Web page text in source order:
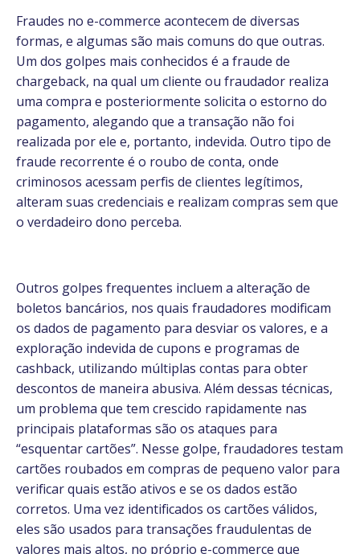
Fraudes no e-commerce acontecem de diversas
formas, e algumas são mais comuns do que outras.
Um dos golpes mais conhecidos é a fraude de
chargeback, na qual um cliente ou fraudador realiza
uma compra e posteriormente solicita o estorno do
pagamento, alegando que a transação não foi
realizada por ele e, portanto, indevida. Outro tipo de
fraude recorrente é o roubo de conta, onde
criminosos acessam perfis de clientes legítimos,
alteram suas credenciais e realizam compras sem que
o verdadeiro dono perceba.
Outros golpes frequentes incluem a alteração de
boletos bancários, nos quais fraudadores modificam
os dados de pagamento para desviar os valores, e a
exploração indevida de cupons e programas de
cashback, utilizando múltiplas contas para obter
descontos de maneira abusiva. Além dessas técnicas,
um problema que tem crescido rapidamente nas
principais plataformas são os ataques para
“esquentar cartões”. Nesse golpe, fraudadores testam
cartões roubados em compras de pequeno valor para
verificar quais estão ativos e se os dados estão
corretos. Uma vez identificados os cartões válidos,
eles são usados para transações fraudulentas de
valores mais altos, no próprio e-commerce que